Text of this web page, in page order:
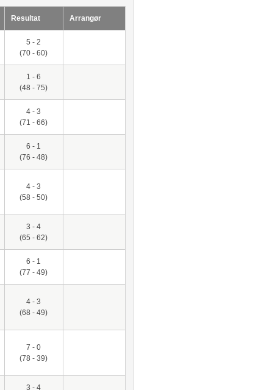
Resultat Arrangør
5 - 2
(70 - 60)
1 - 6
(48 - 75)
4 - 3
(71 - 66)
6 - 1
(76 - 48)
4 - 3
(58 - 50)
3 - 4
(65 - 62)
6 - 1
(77 - 49)
4 - 3
(68 - 49)
7 - 0
(78 - 39)
3 - 4